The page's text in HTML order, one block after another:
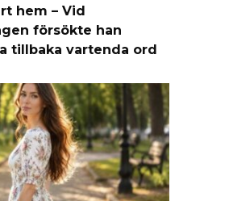
hem – Vid
försökte han
tillbaka vartenda ord